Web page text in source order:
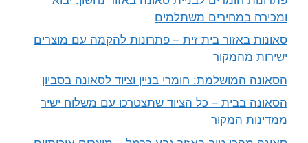
ומכירה במחירים משתלמים
סאונות באזור בית זית – פתרונות להקמה עם מוצרים
ישירות מהמקור
הסאונה המושלמת: חומרי בניין וציוד לסאונה בסביון
הסאונה בבית – כל הציוד שתצטרכו עם משלוח ישיר
ממדינות המקור